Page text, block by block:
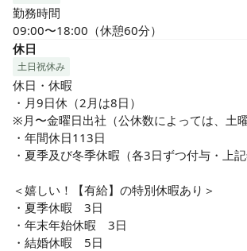
勤務時間
09:00〜18:00（休憩60分）
休日
土日祝休み
休日・休暇
・月9日休（2月は8日）
※月〜金曜日出社（公休数によっては、土
・年間休日113日
・夏季及び冬季休暇（各3日ずつ付与・上
＜嬉しい！【有給】の特別休暇あり＞
・夏季休暇　3日
・年末年始休暇　3日
・結婚休暇　5日